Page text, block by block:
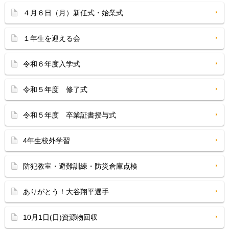
４月６日（月）新任式・始業式
１年生を迎える会
令和６年度入学式
令和５年度 修了式
令和５年度 卒業証書授与式
4年生校外学習
防犯教室・避難訓練・防災倉庫点検
ありがとう！大谷翔平選手
10月1日(日)資源物回収